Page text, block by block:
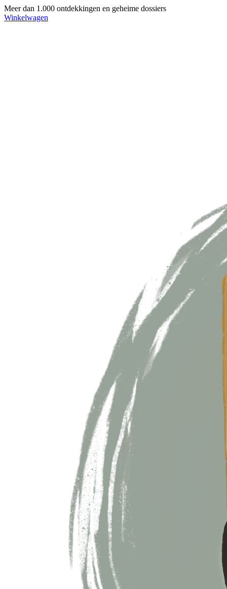
Meer dan 1.000 ontdekkingen en geheime dossiers
Winkelwagen